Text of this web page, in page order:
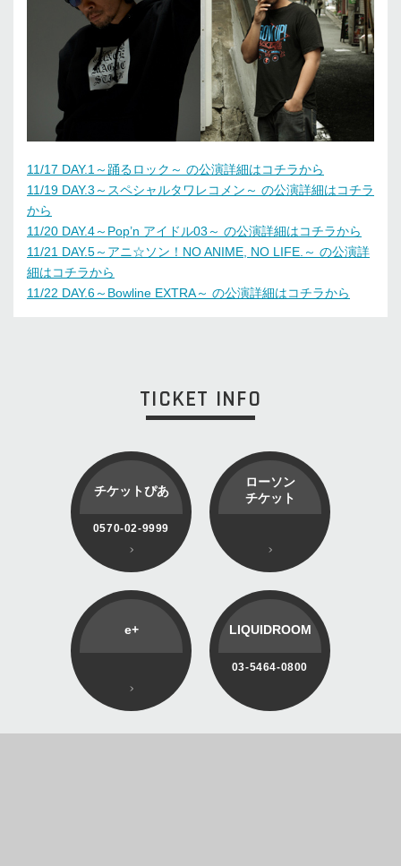
11/17 DAY.1～踊るロック～ の公演詳細はコチラから
11/19 DAY.3～スペシャルタワレコメン～ の公演詳細はコチラ
から
11/20 DAY.4～Pop’n アイドル03～ の公演詳細はコチラから
11/21 DAY.5～アニ☆ソン！NO ANIME, NO LIFE.～ の公演詳
細はコチラから
11/22 DAY.6～Bowline EXTRA～ の公演詳細はコチラから
TICKET INFO
チケットぴあ
0570-02-9999
ローソン
チケット
e+ LIQUIDROOM
03-5464-0800